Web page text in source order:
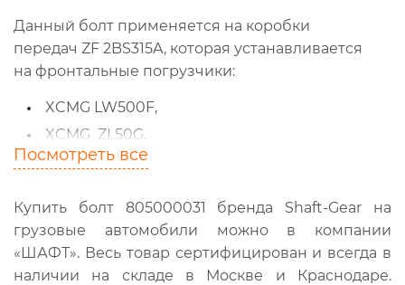
Данный болт применяется на коробки
передач ZF 2BS315A, которая устанавливается
на фронтальные погрузчики:
XCMG LW500F,
XCMG ZL50G,
XCMG ZL50FV,
Liugong ZL50CN,
Liugong CLG 835H,
Посмотреть все
Купить болт 805000031 бренда Shaft-Gear на
грузовые автомобили можно в компании
«ШАФТ». Весь товар сертифицирован и всегда в
наличии на складе в Москве и Краснодаре.